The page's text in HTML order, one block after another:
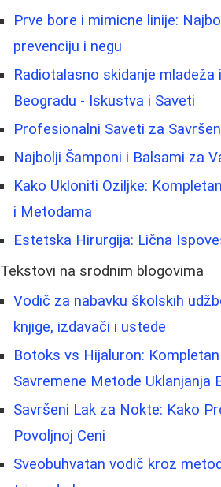
Prve bore i mimicne linije:
prevenciju i negu
Radiotalasno skidanje mladeža
Beogradu - Iskustva i Saveti
Profesionalni Saveti za
Najbolji Šamponi i Balsami za
Kako Ukloniti Oziljke:
i Metodama
Estetska Hirurgija: Lična
Tekstovi na srodnim blogovima
Vodič za nabavku školskih
knjige, izdavači i ustede
Botoks vs Hijaluron:
Savremene Metode Uklanjanja
Savršeni Lak za Nokte: Kako
Povoljnoj Ceni
Sveobuhvatan vodič kroz